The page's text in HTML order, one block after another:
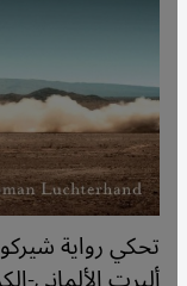
تحكي رواية